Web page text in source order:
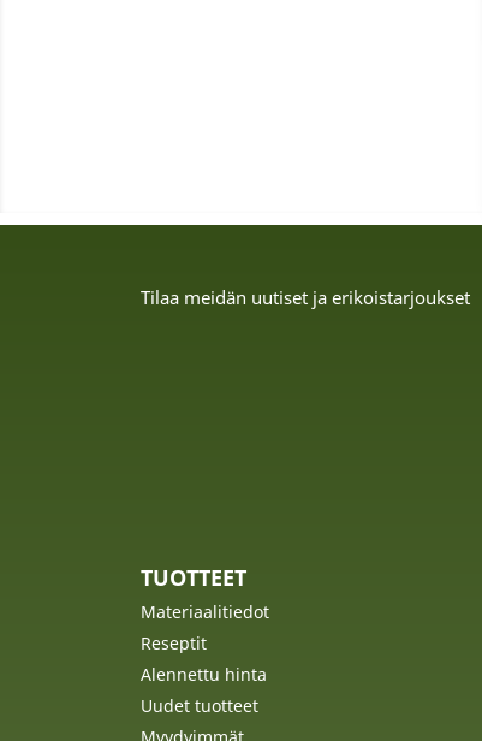
Tilaa meidän uutiset ja erikoistarjoukset
TUOTTEET
Materiaalitiedot
Reseptit
Alennettu hinta
Uudet tuotteet